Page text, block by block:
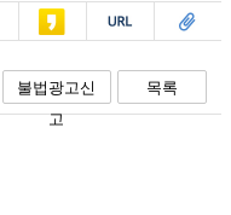
카스 복사 스크랩
불법광고신
고
목록